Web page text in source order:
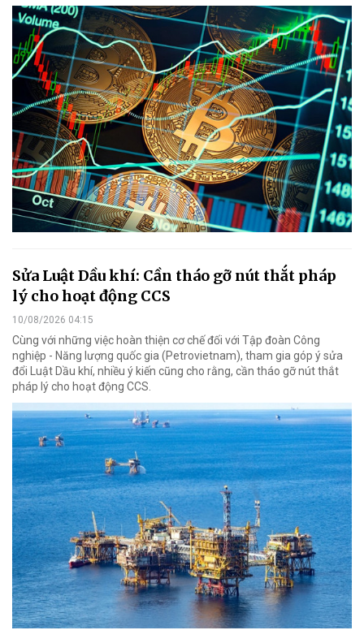
Sửa Luật Dầu khí: Cần tháo gỡ nút thắt pháp
lý cho hoạt động CCS
10/08/2026 04:15
Cùng với những việc hoàn thiện cơ chế đối với Tập đoàn Công
nghiệp - Năng lượng quốc gia (Petrovietnam), tham gia góp ý sửa
đổi Luật Dầu khí, nhiều ý kiến cũng cho rằng, cần tháo gỡ nút thắt
pháp lý cho hoạt động CCS.